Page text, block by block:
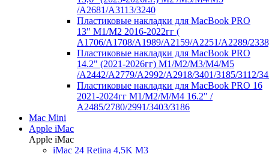
/A2681/A3113/3240
Пластиковые накладки для MacBook PRO
13" M1/M2 2016-2022гг (
А1706/A1708/A1989/A2159/A2251/A2289/
Пластиковые накладки для MacBook PRO
14.2" (2021-2026гг) M1/M2/M3/M4/M5
/A2442/A2779/A2992/A2918/3401/3185/3112/
Пластиковые накладки для MacBook PRO 16
2021-2024гг M1/M2/M/M4 16.2" /
А2485/2780/2991/3403/3186
Mac Mini
Apple iMac
Apple iMac
iMac 24 Retina 4,5K M3